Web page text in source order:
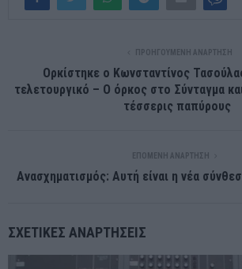
ΠΡΟΗΓΟΎΜΕΝΗ ΑΝΆΡΤΗΣΗ
Ορκίστηκε ο Κωνσταντίνος
τελετουργικό – Ο όρκος στο Σύνταγμα
τέσσερις παπύρους
ΕΠΌΜΕΝΗ ΑΝΆΡΤΗΣΗ
Ανασχηματισμός: Αυτή είναι η νέα
ΣΧΕΤΙΚΈΣ ΑΝΑΡΤΉΣΕΙΣ